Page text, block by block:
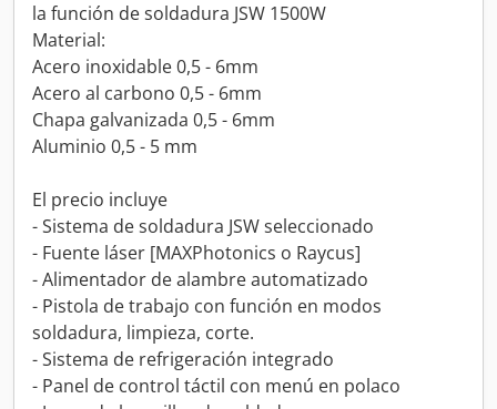
la función de soldadura JSW 1500W
Material:
Acero inoxidable 0,5 - 6mm
Acero al carbono 0,5 - 6mm
Chapa galvanizada 0,5 - 6mm
Aluminio 0,5 - 5 mm
El precio incluye
- Sistema de soldadura JSW seleccionado
- Fuente láser [MAXPhotonics o Raycus]
- Alimentador de alambre automatizado
- Pistola de trabajo con función en modos
soldadura, limpieza, corte.
- Sistema de refrigeración integrado
- Panel de control táctil con menú en polaco